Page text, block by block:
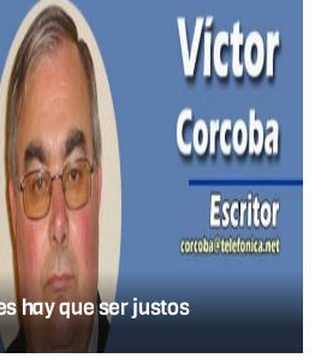
hay que ser justos